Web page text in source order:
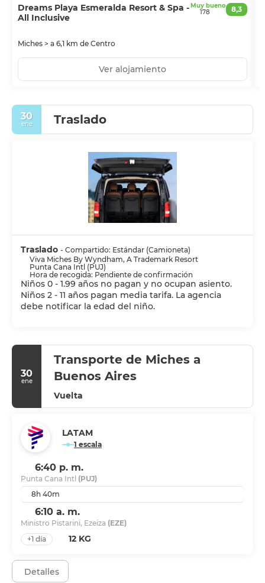
Dreams Playa Esmeralda Resort & Spa -
All Inclusive
8,3
Muy bueno
178
Miches > a 6,1 km de Centro
Ver alojamiento
30
ene Traslado
Traslado - Compartido: Estándar (Camioneta)
Viva Miches By Wyndham, A Trademark Resort
Punta Cana Intl (PUJ)
Hora de recogida: Pendiente de confirmación
Niños 0 - 1.99 años no pagan y no ocupan asiento.
Niños 2 - 11 años pagan media tarifa. La agencia
debe notificar la edad del niño.
30
ene
Transporte de Miches a
Buenos Aires
Vuelta
LATAM
1 escala
6:40 p. m.
Punta Cana Intl (PUJ)
8h 40m
6:10 a. m.
Ministro Pistarini, Ezeiza (EZE)
+1 día
12 KG
Detalles